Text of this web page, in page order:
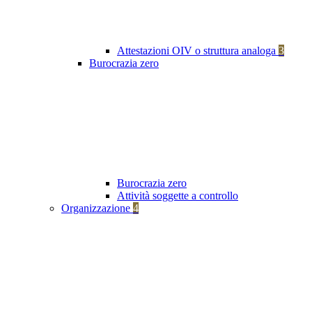
Attestazioni OIV o struttura analoga 3
Burocrazia zero
Burocrazia zero
Attività soggette a controllo
Organizzazione 4